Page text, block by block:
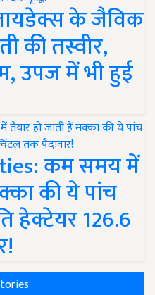
के जैविक
की तस्वीर,
उपज में भी हुई
कम समय में
की ये पांच
हेक्टेयर 126.6